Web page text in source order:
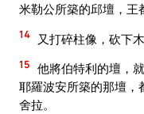
米勒公所築的邱壇，王
14 又打碎柱像，砍下
15 他將伯特利的壇，
耶羅波安所築的那壇，
舍拉。